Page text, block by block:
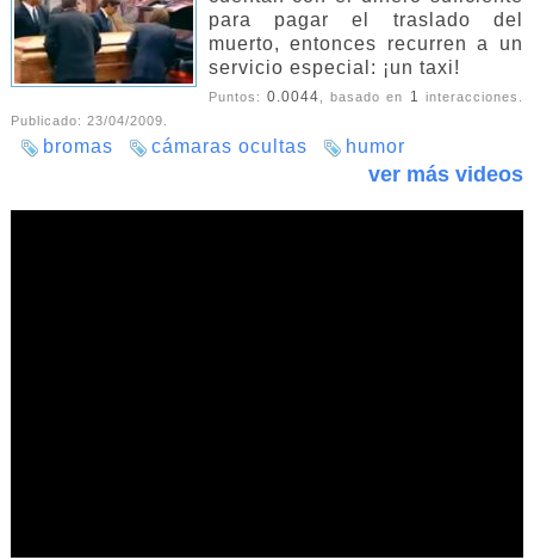
para pagar el traslado del
muerto, entonces recurren a un
servicio especial: ¡un taxi!
Puntos: 0.0044, basado en 1 interacciones.
Publicado: 23/04/2009.
bromas cámaras ocultas humor
ver más videos